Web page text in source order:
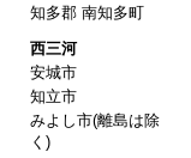
知多郡 南知多町
西三河
安城市
知立市
みよし市(離島は除
く)